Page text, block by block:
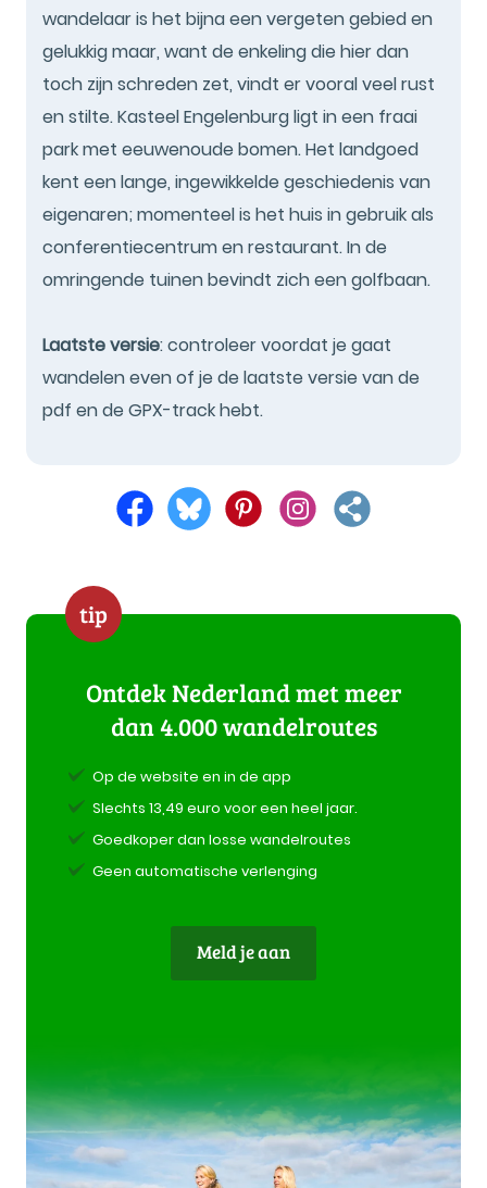
wandelaar is het bijna een vergeten gebied en
gelukkig maar, want de enkeling die hier dan
toch zijn schreden zet, vindt er vooral veel rust
en stilte. Kasteel Engelenburg ligt in een fraai
park met eeuwenoude bomen. Het landgoed
kent een lange, ingewikkelde geschiedenis van
eigenaren; momenteel is het huis in gebruik als
conferentiecentrum en restaurant. In de
omringende tuinen bevindt zich een golfbaan.
Laatste versie: controleer voordat je gaat
wandelen even of je de laatste versie van de
pdf en de GPX-track hebt.
tip
Ontdek Nederland met meer
dan 4.000 wandelroutes
Op de website en in de app
Slechts 13,49 euro voor een heel jaar.
Goedkoper dan losse wandelroutes
Geen automatische verlenging
Meld je aan